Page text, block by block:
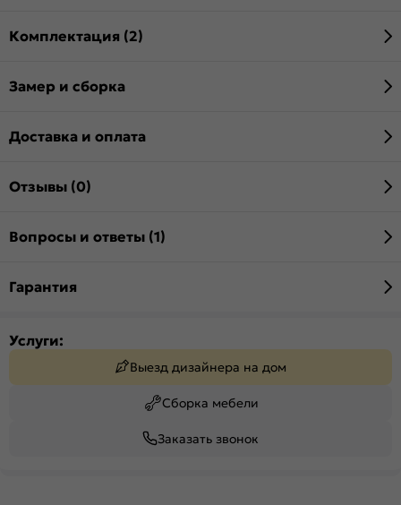
Комплектация (2)
Замер и сборка
Доставка и оплата
Отзывы (0)
Вопросы и ответы (1)
Гарантия
Услуги:
Выезд дизайнера на дом
Сборка мебели
Заказать звонок